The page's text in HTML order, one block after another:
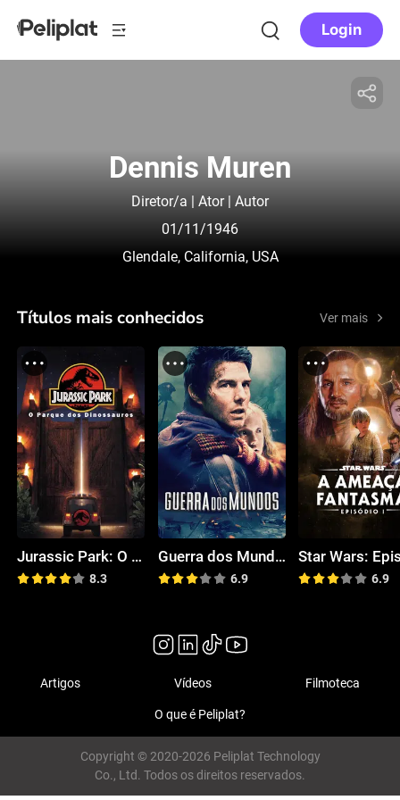
Login
Dennis Muren
Diretor/a | Ator | Autor
01/11/1946
Glendale, California, USA
Títulos mais conhecidos Ver mais
Jurassic Park: O Parque dos Dinossauros
8.3
Guerra dos Mundos
6.9 6.9
Artigos Vídeos Filmoteca
O que é Peliplat?
Copyright © 2020-2026 Peliplat Technology
Co., Ltd. Todos os direitos reservados.